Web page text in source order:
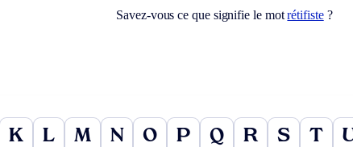
Savez-vous ce que signifie le motrétifiste?
K L M N O P Q R S T